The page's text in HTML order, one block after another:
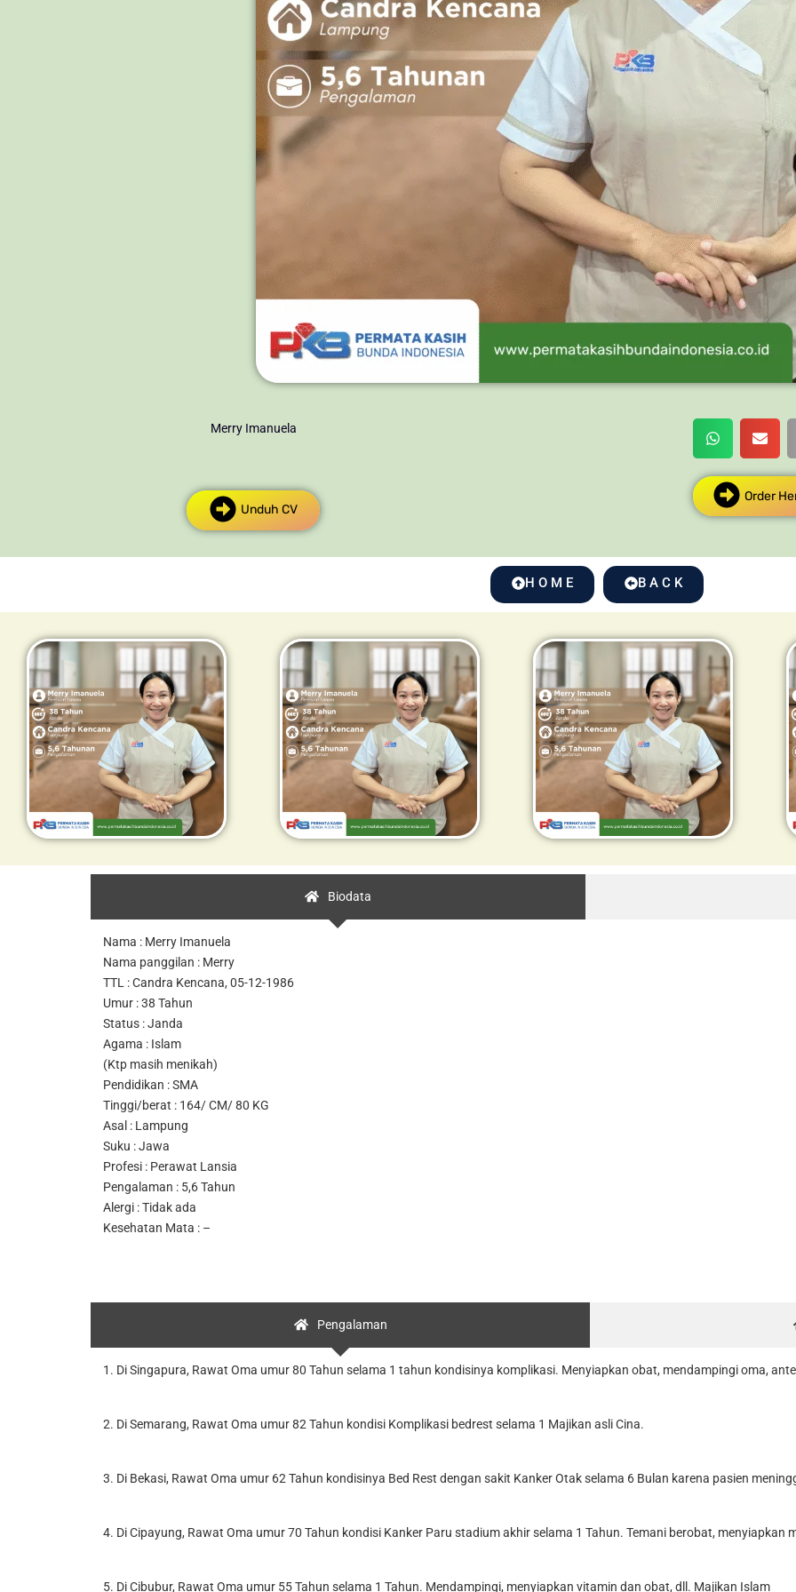
Merry Imanuela
Unduh CV
Order
H O M E B A C K
Biodata
Nama : Merry Imanuela
Nama panggilan : Merry
TTL : Candra Kencana, 05-12-1986
Umur : 38 Tahun
Status : Janda
Agama : Islam
(Ktp masih menikah)
Pendidikan : SMA
Tinggi/berat : 164/ CM/ 80 KG
Asal : Lampung
Suku : Jawa
Profesi : Perawat Lansia
Pengalaman : 5,6 Tahun
Alergi : Tidak ada
Kesehatan Mata : –
Pengalaman
1. Di Singapura, Rawat Oma umur 80 Tahun selama 1 tahun kondisinya komplikasi. Menyiapkan obat, mendampingi oma,
2. Di Semarang, Rawat Oma umur 82 Tahun kondisi Komplikasi bedrest selama 1 Majikan asli Cina.
3. Di Bekasi, Rawat Oma umur 62 Tahun kondisinya Bed Rest dengan sakit Kanker Otak selama 6 Bulan karena pasien
4. Di Cipayung, Rawat Oma umur 70 Tahun kondisi Kanker Paru stadium akhir selama 1 Tahun. Temani berobat, menyiapkan
5. Di Cibubur, Rawat Oma umur 55 Tahun selama 1 Tahun. Mendampingi, menyiapkan vitamin dan obat, dll. Majikan Islam